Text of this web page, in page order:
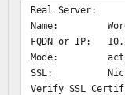
Real Server:
Name:
FQDN or IP:
Mode:
SSL: Nicht
Verify SSL